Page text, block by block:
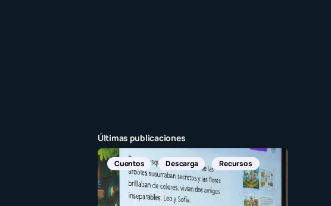
Últimas publicaciones
Cuentos Descarga Recursos